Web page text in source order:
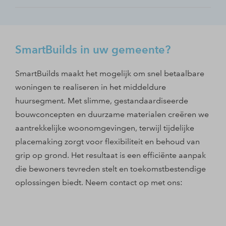
een soepel verhuurproces en een snelle,
transparante huurdersservice. Daarnaast bieden we
kwalitatief hoogwaardige en comfortabele
woningen. Samen met jou als grondeigenaar creëren
we graag een aantrekkelijke en veilige openbare
ruimte, en we investeren actief in
gemeenschapsvorming om een fijne woonomgeving
te realiseren.
SmartBuilds in uw gemeente?
SmartBuilds maakt het mogelijk om snel betaalbare
woningen te realiseren in het middeldure
huursegment. Met slimme, gestandaardiseerde
bouwconcepten en duurzame materialen creëren we
aantrekkelijke woonomgevingen, terwijl tijdelijke
placemaking zorgt voor flexibiliteit en behoud van
grip op grond. Het resultaat is een efficiënte aanpak
die bewoners tevreden stelt en toekomstbestendige
oplossingen biedt. Neem contact op met ons: